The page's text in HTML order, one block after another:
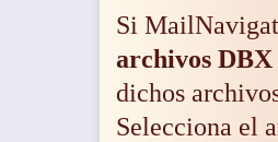
Si
archivos
dichos
Selecciona el